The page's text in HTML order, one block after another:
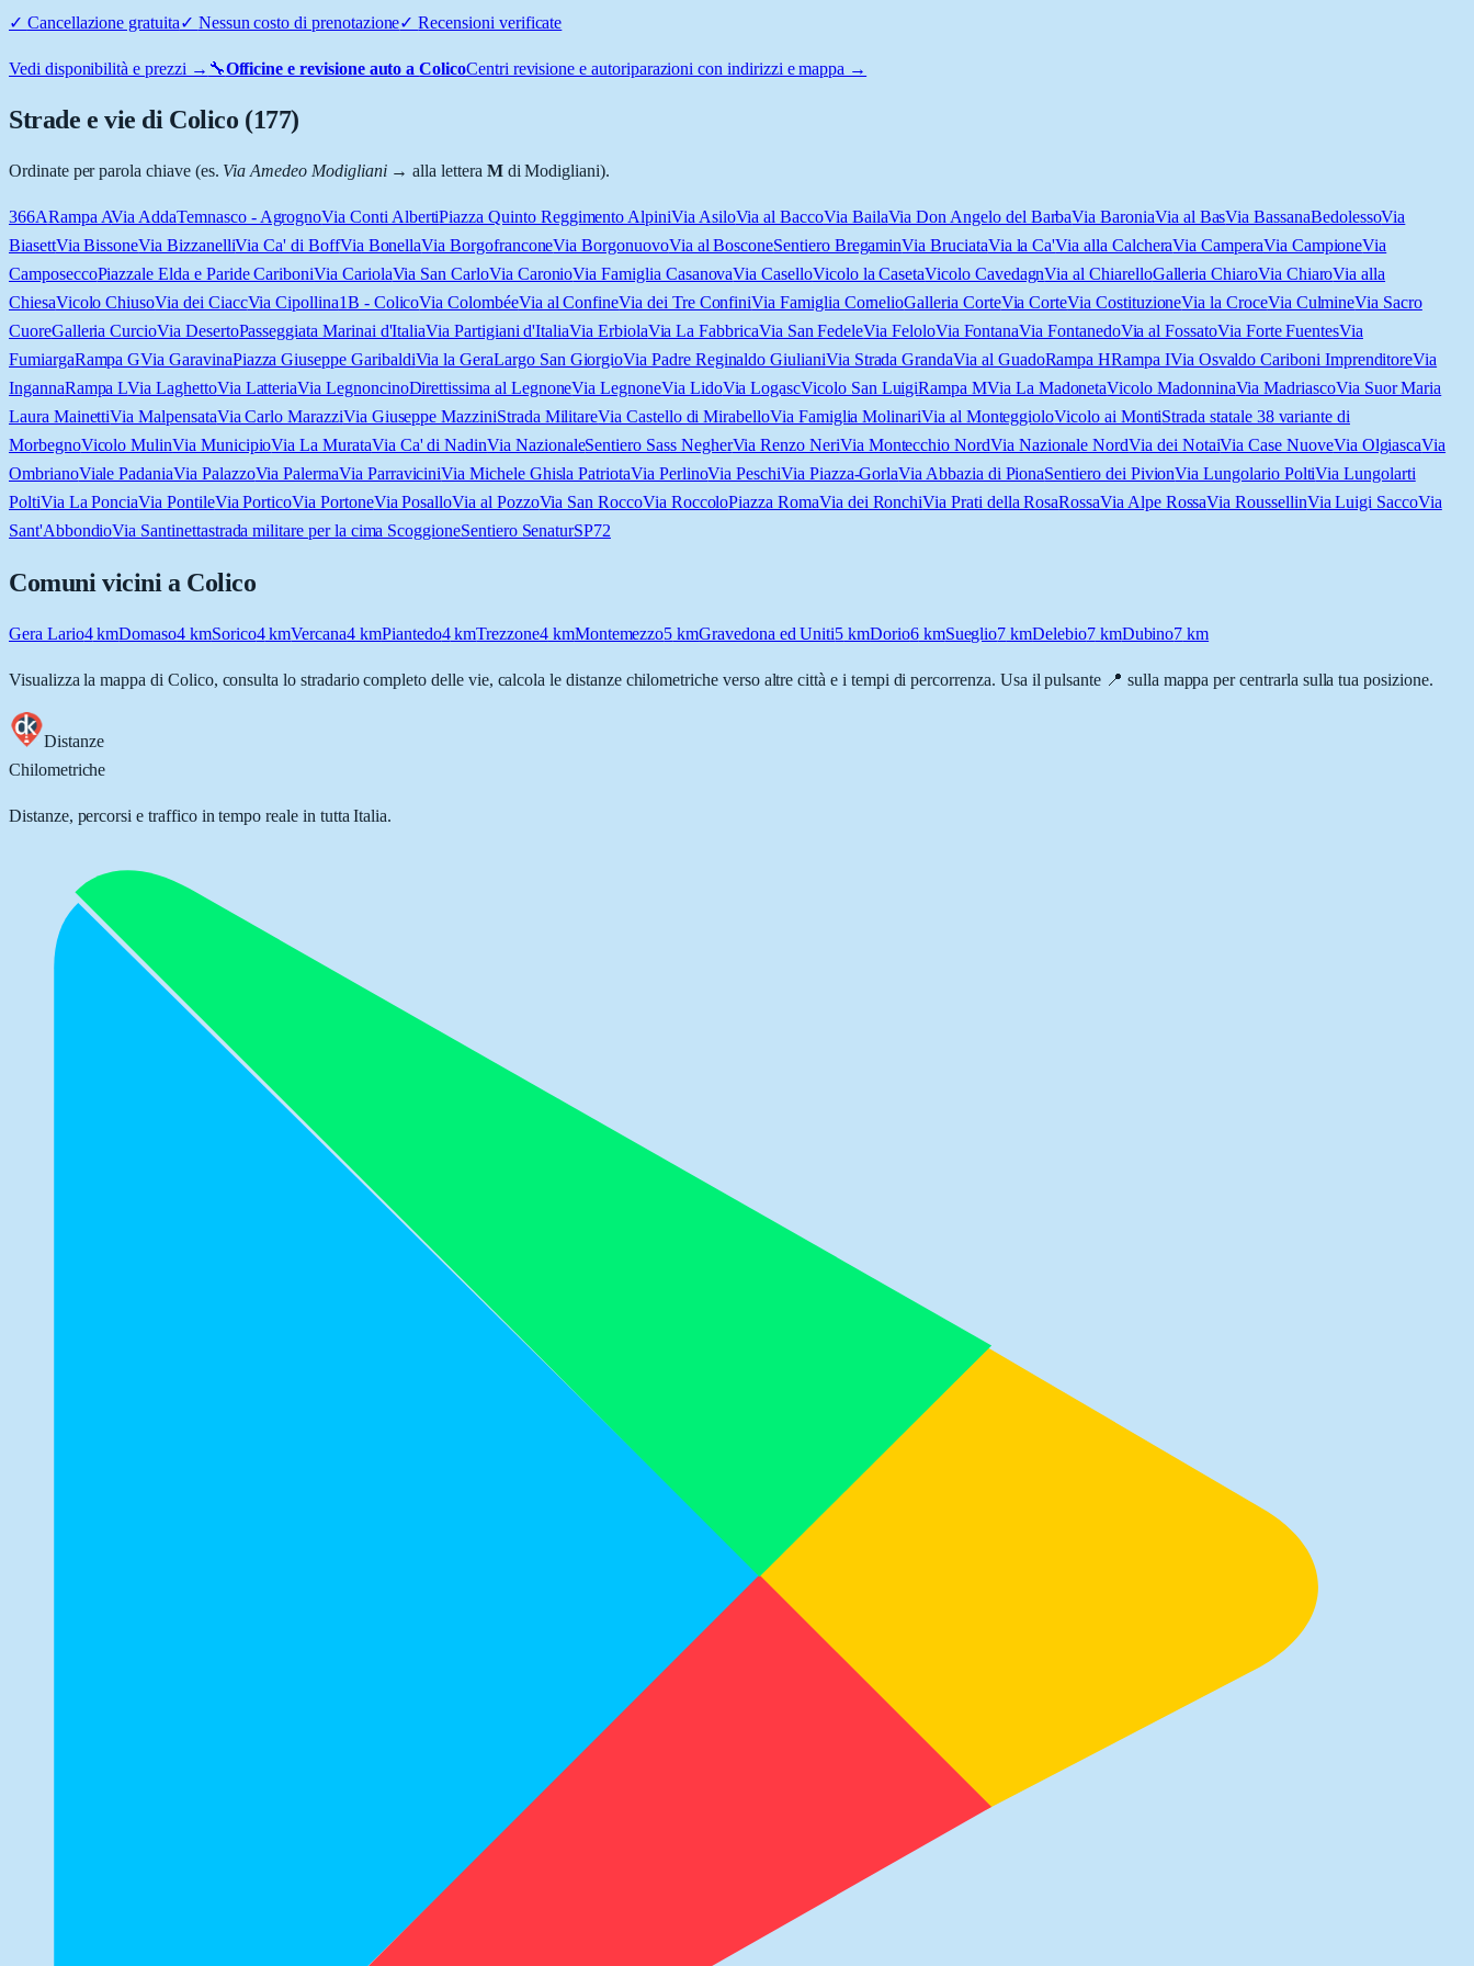
✓ Cancellazione gratuita✓ Nessun costo di prenotazione✓Recensioni verificate
Vedi disponibilità e prezzi → 🔧Officine e revisione auto aColicoCentri revisione e autoriparazioni con indirizzi e mappa →
Strade e vie di Colico (177)
Ordinate per parola chiave (es. Via Amedeo Modigliani→ alla lettera Mdi Modigliani).
366ARampa AVia AddaTemnasco - AgrognoVia Conti AlbertiPiazza Quinto Reggimento AlpiniVia AsiloVia al BaccoVia BailaVia Don Angelo del BarbaVia BaroniaVia al BasVia BassanaBedolessoVia
BiasettVia BissoneVia BizzanelliVia Ca' di BoffVia BonellaVia BorgofranconeVia BorgonuovoVia al BosconeSentiero BregaminVia BruciataVia la Ca'Via alla CalcheraVia CamperaVia CampioneVia
CamposeccoPiazzale Elda e Paride CariboniVia CariolaVia San CarloVia CaronioVia Famiglia CasanovaVia CaselloVicolo la CasetaVicolo CavedagnVia al ChiarelloGalleria ChiaroVia ChiaroVia alla
ChiesaVicolo ChiusoVia dei CiaccVia Cipollina1B - ColicoVia ColombéeVia al ConfineVia dei Tre ConfiniVia Famiglia CornelioGalleria CorteVia CorteVia CostituzioneVia la CroceVia CulmineVia Sacro
CuoreGalleria CurcioVia DesertoPasseggiata Marinai d'ItaliaVia Partigiani d'ItaliaVia ErbiolaVia La FabbricaVia San FedeleVia FeloloVia FontanaVia FontanedoVia al FossatoVia Forte FuentesVia
FumiargaRampa GVia GaravinaPiazza Giuseppe GaribaldiVia la GeraLargo San GiorgioVia Padre Reginaldo GiulianiVia Strada GrandaVia al GuadoRampa HRampa IVia Osvaldo Cariboni ImprenditoreVia
IngannaRampa LVia LaghettoVia LatteriaVia LegnoncinoDirettissima al LegnoneVia LegnoneVia LidoVia LogascVicolo San LuigiRampa MVia La MadonetaVicolo MadonninaVia MadriascoVia Suor Maria
Laura MainettiVia MalpensataVia Carlo MarazziVia Giuseppe MazziniStrada MilitareVia Castello di MirabelloVia Famiglia MolinariVia al MonteggioloVicolo ai MontiStrada statale 38 variante di
MorbegnoVicolo MulinVia MunicipioVia La MurataVia Ca' di NadinVia NazionaleSentiero Sass NegherVia Renzo NeriVia Montecchio NordVia Nazionale NordVia dei NotaiVia Case NuoveVia OlgiascaVia
OmbrianoViale PadaniaVia PalazzoVia PalermaVia ParraviciniVia Michele Ghisla PatriotaVia PerlinoVia PeschiVia Piazza-GorlaVia Abbazia di PionaSentiero dei PivionVia Lungolario PoltiVia Lungolarti
PoltiVia La PonciaVia PontileVia PorticoVia PortoneVia PosalloVia al PozzoVia San RoccoVia RoccoloPiazza RomaVia dei RonchiVia Prati della RosaRossaVia Alpe RossaVia RoussellinVia Luigi SaccoVia
Sant'AbbondioVia Santinettastrada militare per la cima ScoggioneSentiero SenaturSP72
Comuni vicini a Colico
Gera Lario4kmDomaso4 kmSorico4kmVercana4 kmPiantedo4kmTrezzone4kmMontemezzo5 kmGravedona ed Uniti5 kmDorio6kmSueglio7 kmDelebio7kmDubino7 km
Visualizza la mappa di Colico, consulta lo stradario completo delle vie, calcola le distanze chilometriche verso altre città e i tempi di percorrenza. Usa il pulsante 📍 sulla mappa per centrarla sulla tua posizione.
Distanze
Chilometriche
Distanze, percorsi e traffico in tempo reale in tutta Italia.